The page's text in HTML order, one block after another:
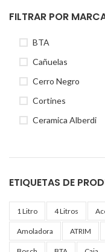
FILTRAR POR
BTA
Cañuelas
Cerro Negro
Cortines
Ceramica Alberdi
ETIQUETAS DE
1 Litro 4 Litros
Amoladora ATRIM